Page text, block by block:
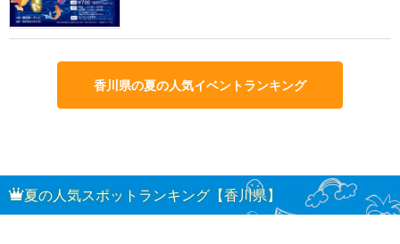
香川県の夏の人気イベントランキング
夏の人気スポットランキング【香川県】